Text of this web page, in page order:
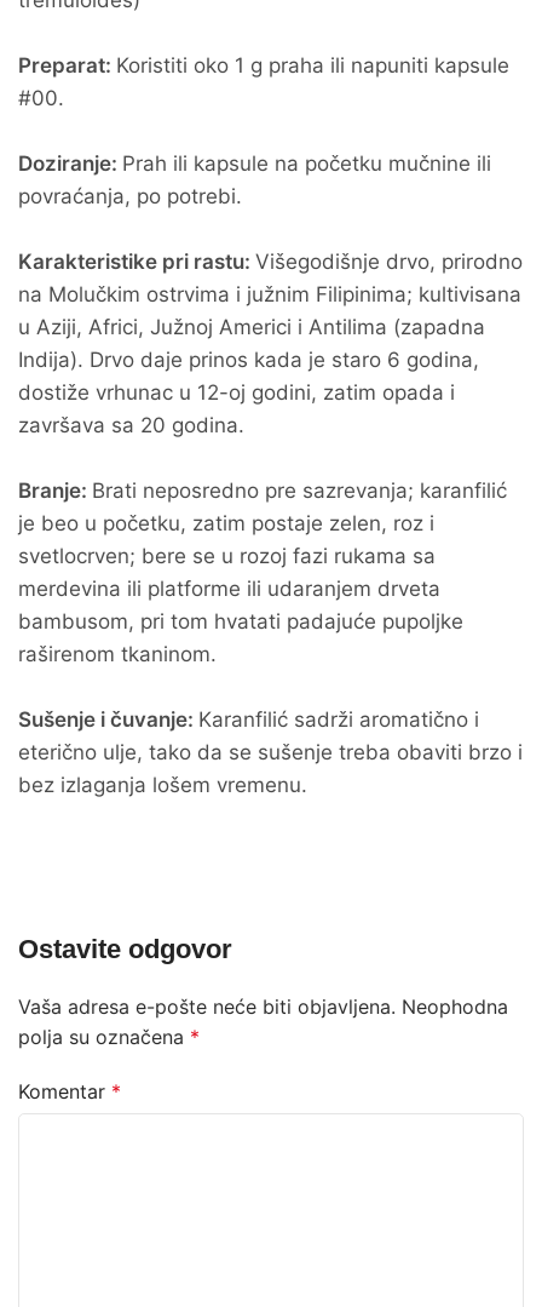
Preparat: Koristiti oko 1 g praha ili napuniti kapsule
#00.
Doziranje: Prah ili kapsule na početku mučnine ili
povraćanja, po potrebi.
Karakteristike pri rastu: Višegodišnje drvo, prirodno
na Molučkim ostrvima i južnim Filipinima; kultivisana
u Aziji, Africi, Južnoj Americi i Antilima (zapadna
Indija). Drvo daje prinos kada je staro 6 godina,
dostiže vrhunac u 12-oj godini, zatim opada i
završava sa 20 godina.
Branje: Brati neposredno pre sazrevanja; karanfilić
je beo u početku, zatim postaje zelen, roz i
svetlocrven; bere se u rozoj fazi rukama sa
merdevina ili platforme ili udaranjem drveta
bambusom, pri tom hvatati padajuće pupoljke
raširenom tkaninom.
Sušenje i čuvanje: Karanfilić sadrži aromatično i
eterično ulje, tako da se sušenje treba obaviti brzo i
bez izlaganja lošem vremenu.
Ostavite odgovor
Vaša adresa e-pošte neće biti objavljena. Neophodna
polja su označena *
Komentar *